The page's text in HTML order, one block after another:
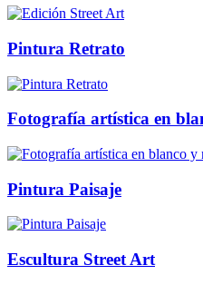
Pintura Retrato
Fotografía artística en
Pintura Paisaje
Escultura Street Art